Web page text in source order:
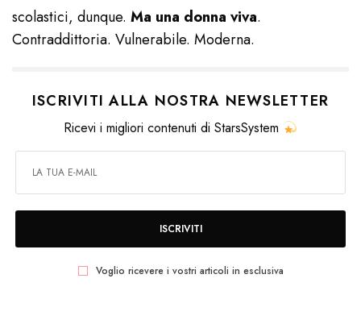
scolastici, dunque.Ma una donna viva.
Contraddittoria. Vulnerabile. Moderna.
ISCRIVITI ALLA NOSTRA NEWSLETTER
Ricevi i migliori contenuti di StarsSystem
ISCRIVITI
Voglio ricevere i vostri articoli in esclusiva